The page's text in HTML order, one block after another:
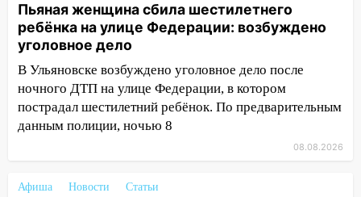
13:59 В Новом городе ураганным
ветром сорвало опалубку со
строящегося дома
13:54 В мэрии Ульяновска рассказали,
как устраняют последствия мощного
шторма
Орджоникидзе
Пьяная женщина сбила шестилетнего
ребёнка на улице Федерации: возбуждено
уголовное дело
В Ульяновске возбуждено уголовное дело после
ночного ДТП на улице Федерации, в котором
пострадал шестилетний ребёнок. По предварительным
данным полиции, ночью 8
08.08.2026
Афиша Новости
Статьи